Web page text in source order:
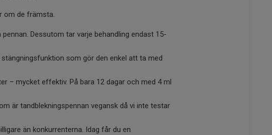
om de främsta.
Dessutom tar varje behandling endast 15-
som gör den enkel att ta med
– mycket effektiv. På bara 12 dagar och med 4 ml
är tandblekningspennan vegansk då vi inte testar
än konkurrenterna. Idag får du en